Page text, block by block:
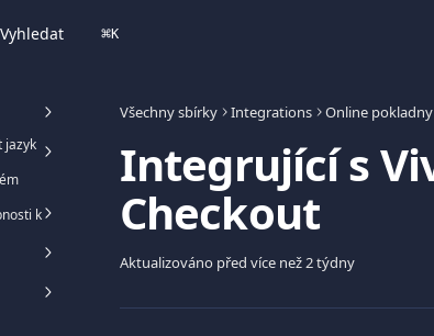
Vyhledat ⌘K
Všechny sbírky Integrations Online pokladny
Integrující s
Checkout
Aktualizováno před více než 2 týdny
jazyk
k